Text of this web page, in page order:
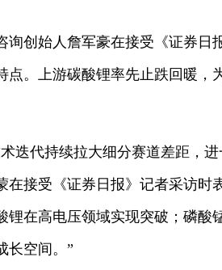
询创始人詹军豪在接受《证券日
点。上游碳酸锂率先止跌回暖
迭代持续拉大细分赛道差距，
在接受《证券日报》记者采访时
锂在高电压领域实现突破；磷
长空间。”